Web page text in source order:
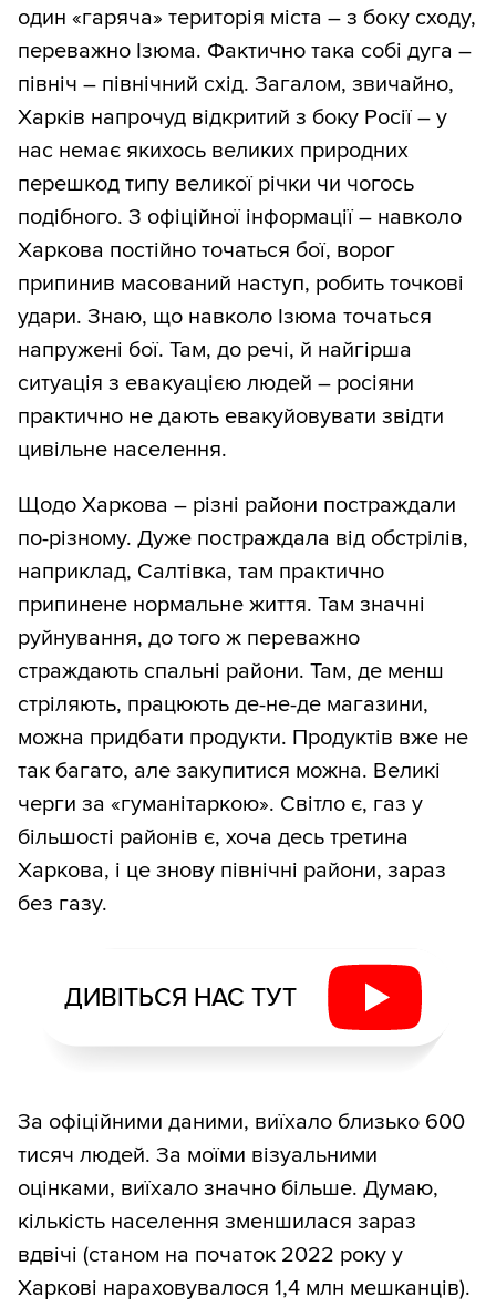
один «гаряча» територія міста – з боку сходу,
переважно Ізюма. Фактично така собі дуга –
північ – північний схід. Загалом, звичайно,
Харків напрочуд відкритий з боку Росії – у
нас немає якихось великих природних
перешкод типу великої річки чи чогось
подібного. З офіційної інформації – навколо
Харкова постійно точаться бої, ворог
припинив масований наступ, робить точкові
удари. Знаю, що навколо Ізюма точаться
напружені бої. Там, до речі, й найгірша
ситуація з евакуацією людей – росіяни
практично не дають евакуйовувати звідти
цивільне населення.
Щодо Харкова – різні райони постраждали
по-різному. Дуже постраждала від обстрілів,
наприклад, Салтівка, там практично
припинене нормальне життя. Там значні
руйнування, до того ж переважно
страждають спальні райони. Там, де менш
стріляють, працюють де-не-де магазини,
можна придбати продукти. Продуктів вже не
так багато, але закупитися можна. Великі
черги за «гуманітаркою». Світло є, газ у
більшості районів є, хоча десь третина
Харкова, і це знову північні райони, зараз
без газу.
ДИВІТЬСЯ НАС ТУТ
За офіційними даними, виїхало близько 600
тисяч людей. За моїми візуальними
оцінками, виїхало значно більше. Думаю,
кількість населення зменшилася зараз
вдвічі (станом на початок 2022 року у
Харкові нараховувалося 1,4 млн мешканців).